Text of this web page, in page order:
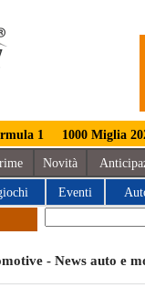
1 1000 Miglia
Novità
Eventi
- News auto e